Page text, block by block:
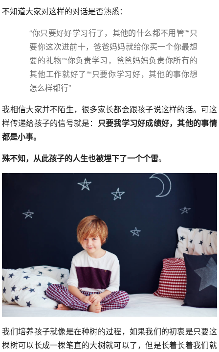
不知道大家对这样的对话是否熟悉：
“你只要好好学习行了，其他的什么都不用管”“只
要你这次进前十，爸爸妈妈就给你买一个你最想
要的礼物”“你负责学习，爸爸妈妈负责你所有的
其他工作就好了”“只要你学习好，其他的事你想
怎么样都行”
我相信大家并不陌生，很多家长都会跟孩子说这样的话。可这
样传递给孩子的信号就是： 只要我学习好成绩好，其他的事情
都是小事。
殊不知，从此孩子的人生也被埋下了一个个雷。
我们培养孩子就像是在种树的过程，如果我们的初衷是只要这
棵树可以长成一棵笔直的大树就可以了，但是长着长着我们就